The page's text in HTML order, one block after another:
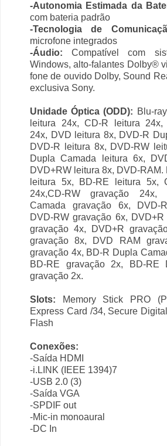
-Autonomia Estimada da
com bateria padrão
-Tecnologia de
microfone integrados
-Áudio: Compatível com
Windows, alto-falantes Dolby®
fone de ouvido Dolby, Sound
exclusiva Sony.
Unidade Óptica (ODD): Blu-
leitura 24x, CD-R leitura 24x,
24x, DVD leitura 8x, DVD-R
DVD-R leitura 8x, DVD-RW
Dupla Camada leitura 6x,
DVD+RW leitura 8x, DVD-RAM.
leitura 5x, BD-RE leitura 5x,
24x,CD-RW gravação 24x,
Camada gravação 6x, DVD-
DVD-RW gravação 6x,
gravação 4x, DVD+R
gravação 8x, DVD RAM
gravação 4x, BD-R Dupla
BD-RE gravação 2x, BD-RE
gravação 2x.
Slots:
Memory Stick PRO
Express Card /34, Secure
Flash
Conexões:
-Saída HDMI
-i.LINK (IEEE 1394)7
-USB 2.0 (3)
-Saída VGA
-SPDIF out
-Mic-in monoaural
-DC In